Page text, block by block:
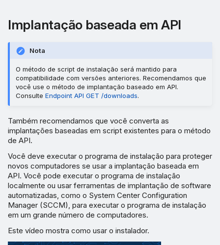
Implantação baseada em API
Nota
O método de script de instalação será mantido para
compatibilidade com versões anteriores. Recomendamos que
você use o método de implantação baseado em API.
Consulte Endpoint API GET /downloads.
Também recomendamos que você converta as
implantações baseadas em script existentes para o método
de API.
Você deve executar o programa de instalação para proteger
novos computadores se usar a implantação baseada em
API. Você pode executar o programa de instalação
localmente ou usar ferramentas de implantação de software
automatizadas, como o System Center Configuration
Manager (SCCM), para executar o programa de instalação
em um grande número de computadores.
Este vídeo mostra como usar o instalador.